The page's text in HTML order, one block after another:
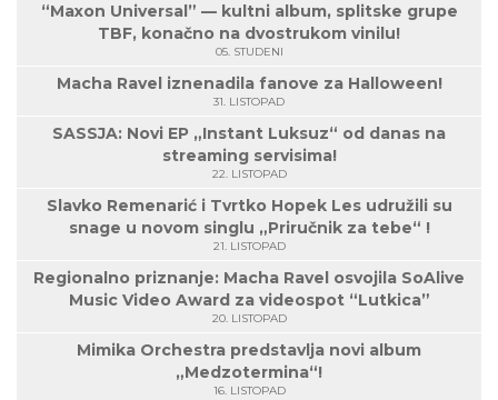
“Maxon Universal” — kultni album, splitske grupe
TBF, konačno na dvostrukom vinilu!
05. STUDENI
Macha Ravel iznenadila fanove za Halloween!
31. LISTOPAD
SASSJA: Novi EP „Instant Luksuz“ od danas na
streaming servisima!
22. LISTOPAD
Slavko Remenarić i Tvrtko Hopek Les udružili su
snage u novom singlu „Priručnik za tebe“ !
21. LISTOPAD
Regionalno priznanje: Macha Ravel osvojila SoAlive
Music Video Award za videospot “Lutkica”
20. LISTOPAD
Mimika Orchestra predstavlja novi album
„Medzotermina“!
16. LISTOPAD